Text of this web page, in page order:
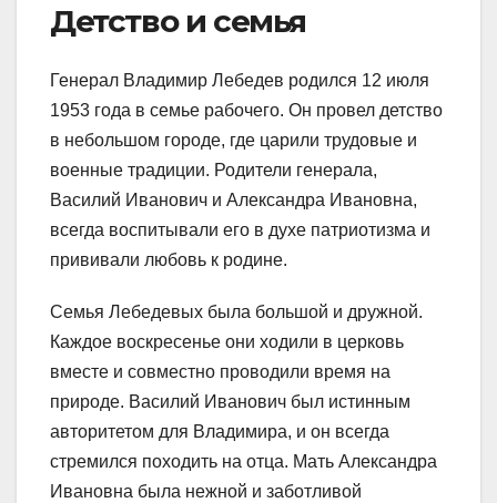
Детство и семья
Генерал Владимир Лебедев родился 12 июля
1953 года в семье рабочего. Он провел детство
в небольшом городе, где царили трудовые и
военные традиции. Родители генерала,
Василий Иванович и Александра Ивановна,
всегда воспитывали его в духе патриотизма и
прививали любовь к родине.
Семья Лебедевых была большой и дружной.
Каждое воскресенье они ходили в церковь
вместе и совместно проводили время на
природе. Василий Иванович был истинным
авторитетом для Владимира, и он всегда
стремился походить на отца. Мать Александра
Ивановна была нежной и заботливой